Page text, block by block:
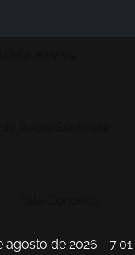
agosto de 2026 - 7:01